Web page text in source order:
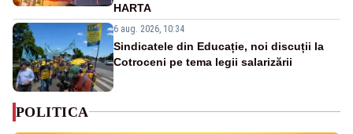
HARTA
6 aug. 2026, 10:34
Sindicatele din Educație, noi discuții la
Cotroceni pe tema legii salarizării
POLITICA